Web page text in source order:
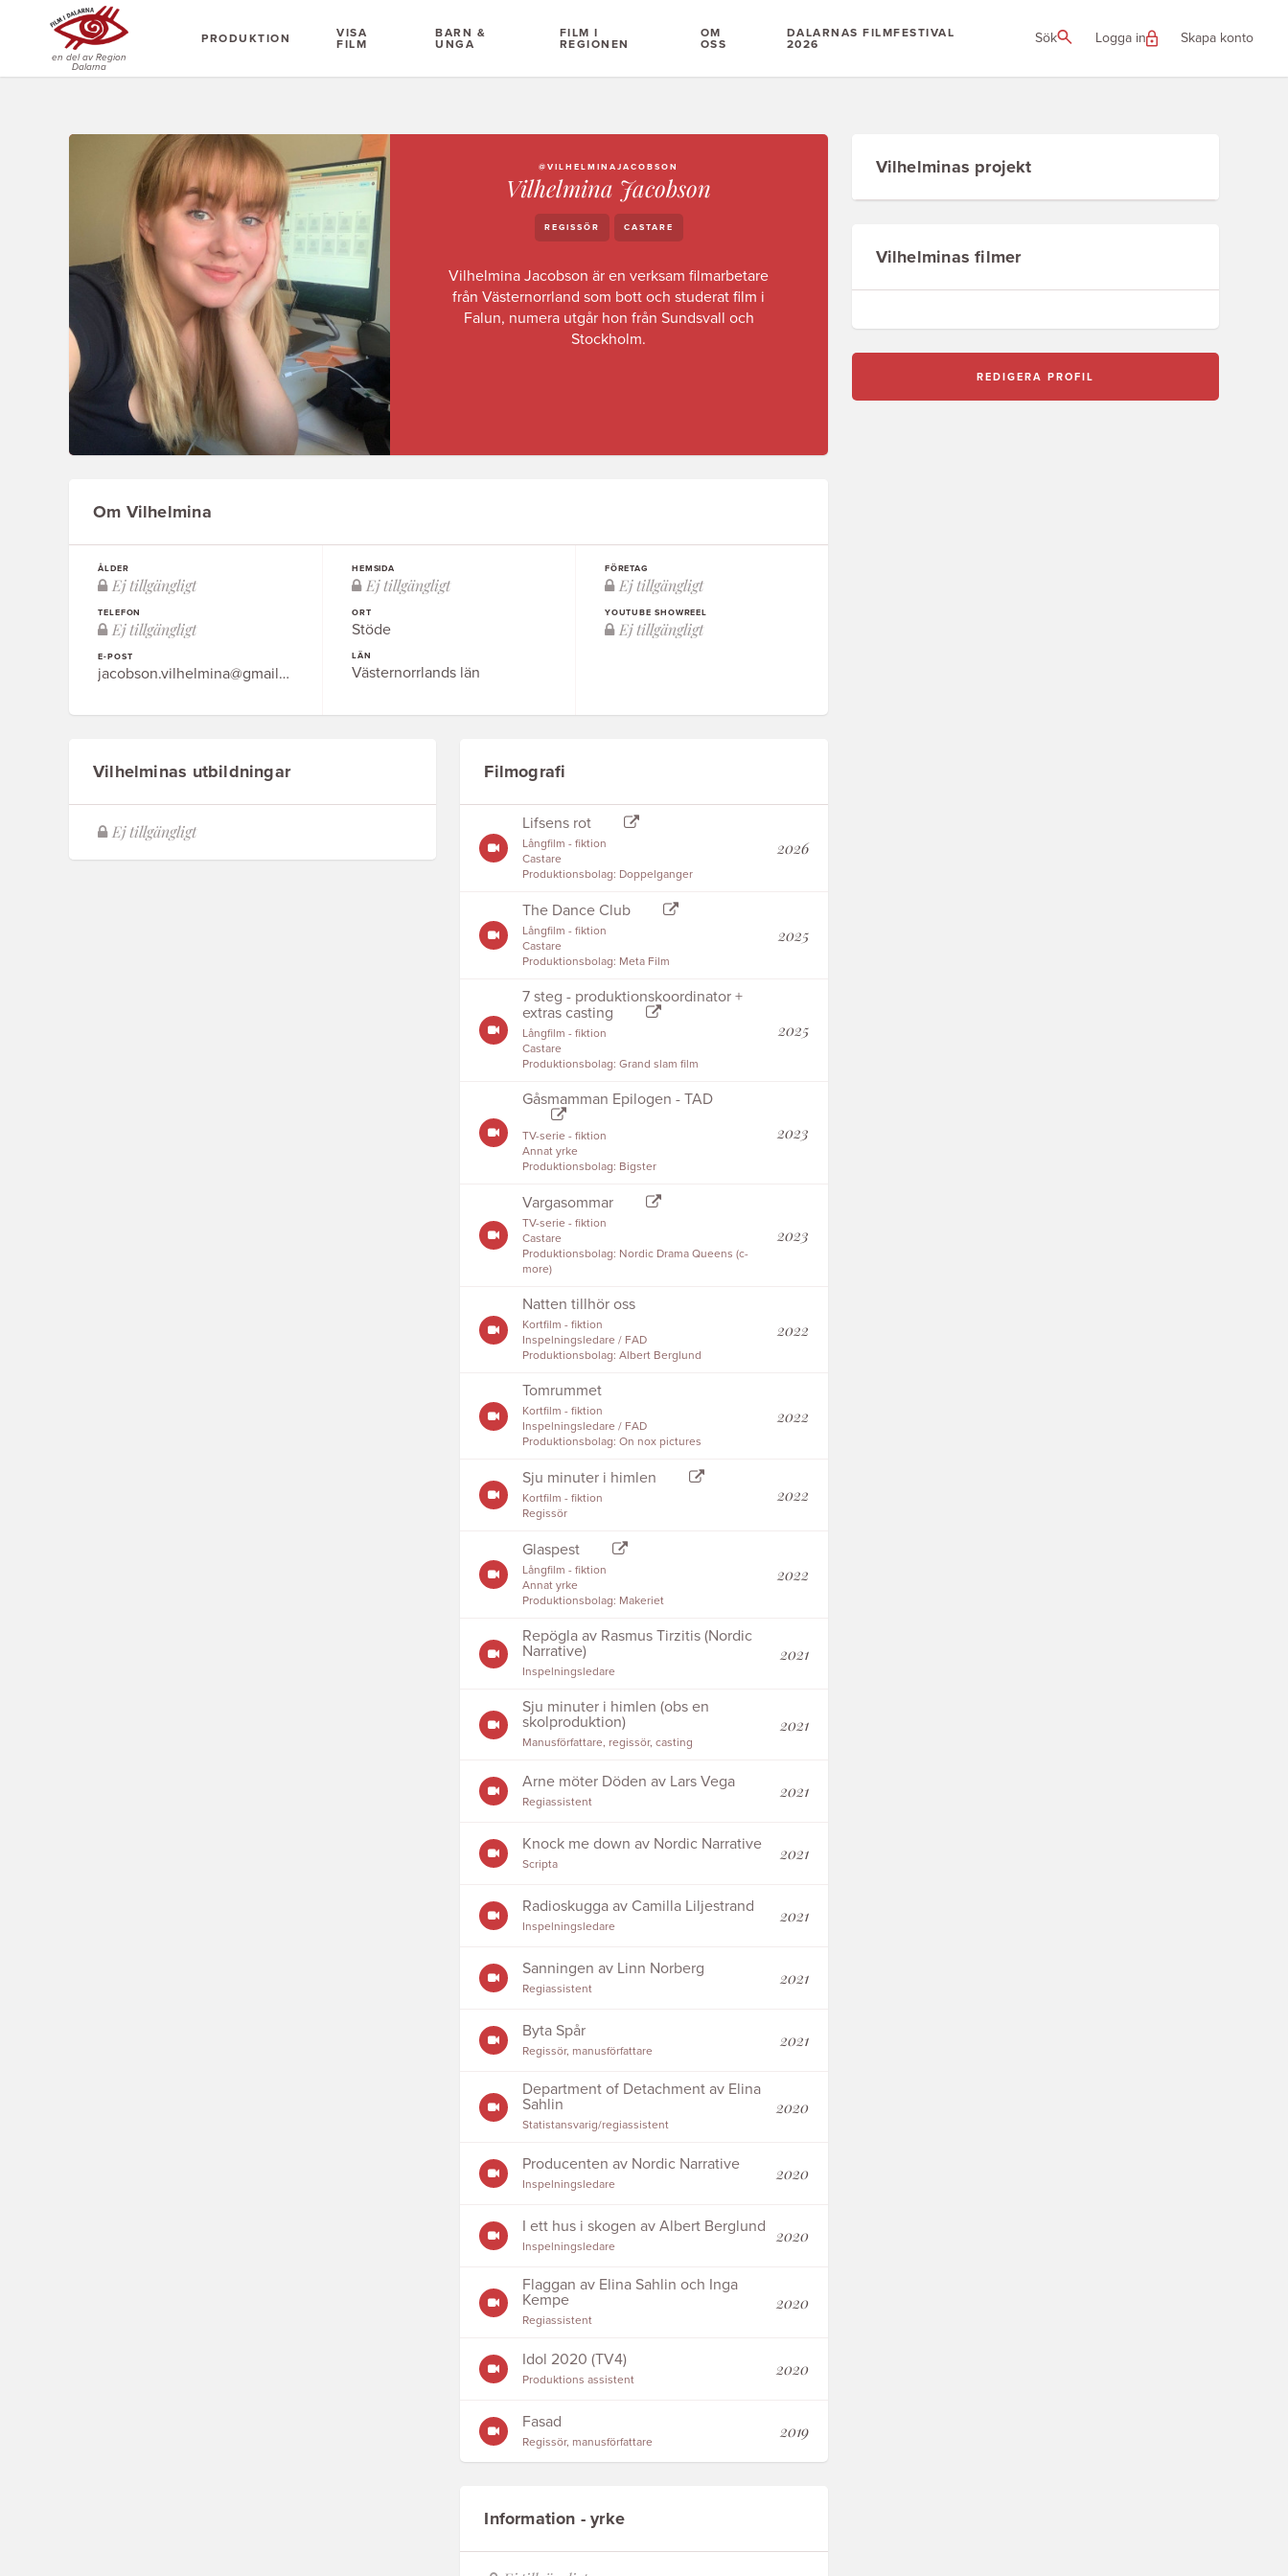
en del av Region
Dalarna
PRODUKTION
VISA
FILM
BARN &
UNGA
FILM I
REGIONEN
OM
OSS
DALARNAS FILMFESTIVAL
2026
Sök Logga in Skapa konto
@VILHELMINAJACOBSON
Vilhelmina Jacobson
REGISSÖR CASTARE
Vilhelmina Jacobson är en verksam filmarbetare
från Västernorrland som bott och studerat film i
Falun, numera utgår hon från Sundsvall och
Stockholm.
Om Vilhelmina
ÅLDER
TELEFON
E-POST
jacobson.vilhelmina@gmail.com
HEMSIDA
ORT
Stöde
LÄN
Västernorrlands län
FÖRETAG
YOUTUBE SHOWREEL
Vilhelminas utbildningar Filmografi
Lifsens rot
Långfilm - fiktion
Castare
Produktionsbolag: Doppelganger
2026
The Dance Club
Långfilm - fiktion
Castare
Produktionsbolag: Meta Film
2025
7 steg - produktionskoordinator +
extras casting
Långfilm - fiktion
Castare
Produktionsbolag: Grand slam film
2025
Gåsmamman Epilogen - TAD
TV-serie - fiktion
Annat yrke
Produktionsbolag: Bigster
2023
Vargasommar
TV-serie - fiktion
Castare
Produktionsbolag: Nordic Drama Queens (c-
more)
2023
Natten tillhör oss
Kortfilm - fiktion
Inspelningsledare / FAD
Produktionsbolag: Albert Berglund
2022
Tomrummet
Kortfilm - fiktion
Inspelningsledare / FAD
Produktionsbolag: On nox pictures
2022
Sju minuter i himlen
Kortfilm - fiktion
Regissör
2022
Glaspest
Långfilm - fiktion
Annat yrke
Produktionsbolag: Makeriet
2022
Repögla av Rasmus Tirzitis (Nordic
Narrative)
Inspelningsledare
2021
Sju minuter i himlen (obs en
skolproduktion)
Manusförfattare, regissör, casting
2021
Arne möter Döden av Lars Vega
Regiassistent
2021
Knock me down av Nordic Narrative
Scripta
2021
Radioskugga av Camilla Liljestrand
Inspelningsledare
2021
Sanningen av Linn Norberg
Regiassistent
2021
Byta Spår
Regissör, manusförfattare
2021
Department of Detachment av Elina
Sahlin
Statistansvarig/regiassistent
2020
Producenten av Nordic Narrative
Inspelningsledare
2020
I ett hus i skogen av Albert Berglund
Inspelningsledare
2020
Flaggan av Elina Sahlin och Inga
Kempe
Regiassistent
2020
Idol 2020 (TV4)
Produktions assistent
2020
Fasad
Regissör, manusförfattare
2019
Information - yrke
Vilhelminas projekt
Vilhelminas filmer
REDIGERA PROFIL